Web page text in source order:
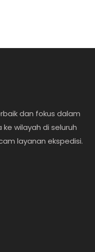
dan fokus dalam
wilayah di seluruh
layanan ekspedisi.